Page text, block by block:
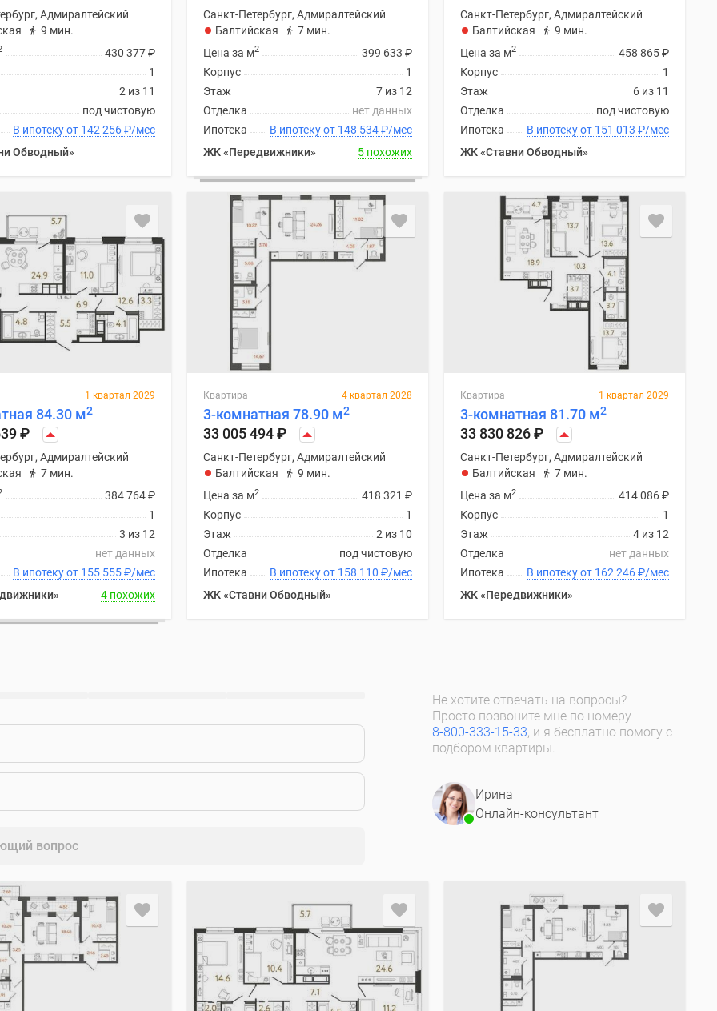
Адмиралтейский
9 мин.
430 377₽
1
2 из 11
под чистовую
В ипотеку от 142 256₽/мес
Обводный»
Санкт-Петербург, Адмиралтейский
Балтийская
7 мин.
399 633 ₽
Цена за м2
1
Корпус
7 из 12
Этаж
нет данных
Отделка
В ипотеку от 148 534₽/мес
Ипотека
ЖК «Передвижники»
5 похожих
Санкт-Петербург, Адмиралтейский
Балтийская
9 мин.
458 865₽
Цена за м2
1
Корпус
6 из 11
Этаж
под чистовую
Отделка
В ипотеку от 151 013 ₽/мес
Ипотека
ЖК «Ставни Обводный»
1 квартал 2029
84.30 м2
₽
Адмиралтейский
7 мин.
384 764₽
1
3 из 12
нет данных
В ипотеку от 155 555₽/мес
4 похожих
Квартира 4 квартал 2028
3-комнатная 78.90 м2
33 005 494₽
Санкт-Петербург, Адмиралтейский
Балтийская
9 мин.
418 321 ₽
Цена за м2
1
Корпус
2 из 10
Этаж
под чистовую
Отделка
В ипотеку от 158 110 ₽/мес
Ипотека
ЖК «Ставни Обводный»
Квартира 1 квартал 2029
3-комнатная 81.70 м2
33 830 826₽
Санкт-Петербург, Адмиралтейский
Балтийская
7 мин.
414 086₽
Цена за м2
1
Корпус
4 из 12
Этаж
нет данных
Отделка
В ипотеку от 162 246₽/мес
Ипотека
ЖК «Передвижники»
вопрос
Не хотите отвечать на вопросы?
Просто позвоните мне по номеру
8-800-333-15-33, и я бесплатно помогу с
подбором квартиры.
Ирина
Онлайн-консультант